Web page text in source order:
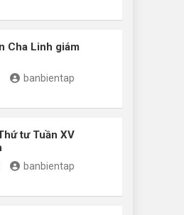
Cha Linh giám
banbientap
tư Tuần XV
banbientap